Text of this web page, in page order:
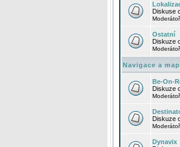
Diskuse
Ostatní
Diskuze
Navigace a
Be-On-
Diskuze
Diskuze
Dynavix